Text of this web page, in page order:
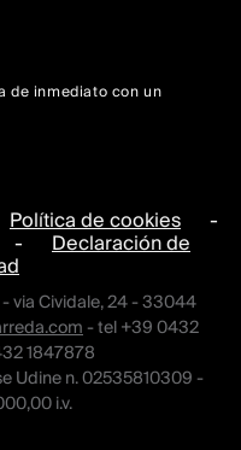
de inmediato con un
Política de cookies -
- Declaración de
via Cividale, 24 - 33044
- tel +39 0432
1847878
Udine n. 02535810309 -
i.v.